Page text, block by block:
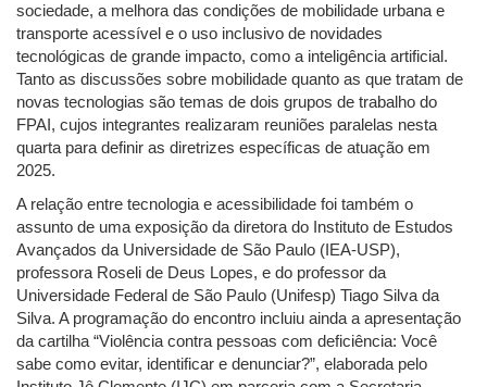
sociedade, a melhora das condições de mobilidade urbana e
transporte acessível e o uso inclusivo de novidades
tecnológicas de grande impacto, como a inteligência artificial.
Tanto as discussões sobre mobilidade quanto as que tratam de
novas tecnologias são temas de dois grupos de trabalho do
FPAI, cujos integrantes realizaram reuniões paralelas nesta
quarta para definir as diretrizes específicas de atuação em
2025.
A relação entre tecnologia e acessibilidade foi também o
assunto de uma exposição da diretora do Instituto de Estudos
Avançados da Universidade de São Paulo (IEA-USP),
professora Roseli de Deus Lopes, e do professor da
Universidade Federal de São Paulo (Unifesp) Tiago Silva da
Silva. A programação do encontro incluiu ainda a apresentação
da cartilha “Violência contra pessoas com deficiência: Você
sabe como evitar, identificar e denunciar?”, elaborada pelo